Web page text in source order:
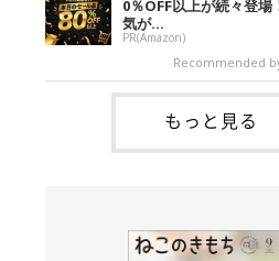
@Kingponzuその日は気
こちらの動画は、ももち
を過ぎたころ、お迎え2日
もの。新しい環境にゆっ
ため、当時はケージの中
た。鳴いてアピールする
モグラのような子猫よち
たころの、生後2〜3週齢
ん。@doddou_1今回紹
X（旧Twitter）ユーザー
の愛猫・ドンちゃん（取
本名：ドミトリー・ドン
ゃんは、保護猫でした。
かったのは、飼い主さん
0％OFF以上が続々登
気が...
PR(Amazon)
Recommended
もっと見る